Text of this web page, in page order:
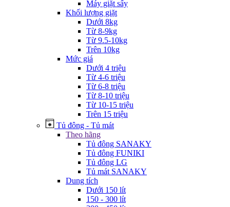
Máy giặt sấy
Khối lượng giặt
Dưới 8kg
Từ 8-9kg
Từ 9.5-10kg
Trên 10kg
Mức giá
Dưới 4 triệu
Từ 4-6 triệu
Từ 6-8 triệu
Từ 8-10 triệu
Từ 10-15 triệu
Trên 15 triệu
Tủ đông - Tủ mát
Theo hãng
Tủ đông SANAKY
Tủ đông FUNIKI
Tủ đông LG
Tủ mát SANAKY
Dung tích
Dưới 150 lít
150 - 300 lít